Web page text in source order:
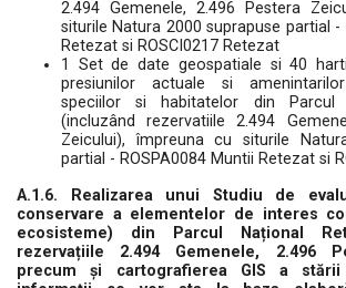
2.494 Gemenele, 2.496 Pestera
siturile Natura 2000 suprapuse partial -
Retezat si ROSCI0217 Retezat
1 Set de date geospatiale si 40
presiunilor actuale si
speciilor si habitatelor din Parcul
(incluzând rezervatiile 2.494
Zeicului), împreuna cu siturile
partial - ROSPA0084 Muntii Retezat si
A.1.6. Realizarea unui Studiu de
conservare a elementelor de interes
ecosisteme) din Parcul Național
rezervațiile 2.494 Gemenele, 2.496
precum și cartografierea GIS a